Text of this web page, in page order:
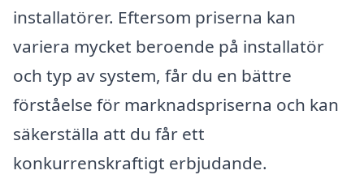
installatörer. Eftersom priserna kan
variera mycket beroende på installatör
och typ av system, får du en bättre
förståelse för marknadspriserna och kan
säkerställa att du får ett
konkurrenskraftigt erbjudande.